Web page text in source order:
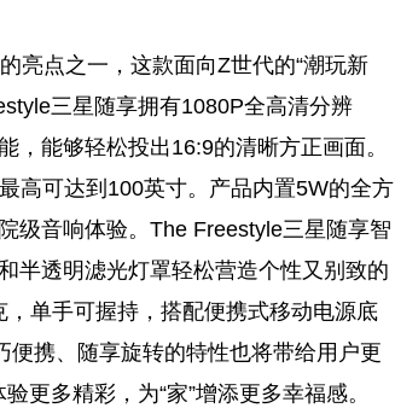
亮点之一，这款面向Z世代的“潮玩新
三星随享拥有1080P全高清分辨
，能够轻松投出16:9的清晰方正画面。
高可达到100英寸。产品内置5W的全方
级音响体验。The Freestyle三星随享智
半透明滤光灯罩轻松营造个性又别致的
单手可握持，搭配便携式移动电源底
便携、随享旋转的特性也将带给用户更
更多精彩，为“家”增添更多幸福感。